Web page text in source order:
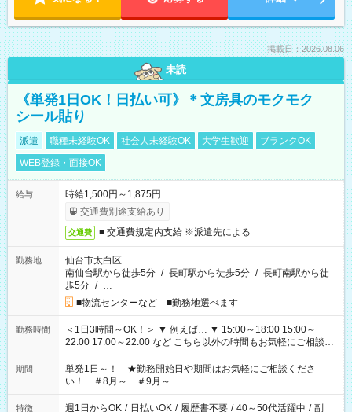
掲載日：2026.08.06
未読
《単発1日OK！日払い可》＊文房具のモクモク
シール貼り
派遣 職種未経験OK 社会人未経験OK 大学生歓迎
ブランクOK
WEB登録・面接OK
給与
時給1,500円～1,875円
交通費別途支給あり
交通費 ■ 交通費規定内支給 ※派遣先による
勤務地
仙台市太白区
南仙台駅から徒歩5分 / 長町駅から徒歩5分 / 長町南駅から徒
歩5分 / …
■物流センターなど ■勤務地選べます
勤務時間
＜1日3時間～OK！＞ ▼ 例えば… ▼ 15:00～18:00 15:00～
22:00 17:00～22:00 など こちら以外の時間もお気軽にご相談く
ださい！
期間
単発1日～！ ★勤務開始日や期間はお気軽にご相談くださ
い！ ＃8月～ ＃9月～
特徴 週1日からOK / 日払いOK / 履歴書不要 / 40～50代活躍中 / 副